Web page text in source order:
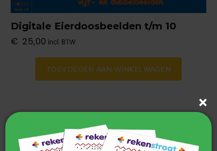
Digitale Eierdoosbeelden t/m 10
€ 25,00 incl. BTW
TOEVOEGEN AAN WINKELWAGEN